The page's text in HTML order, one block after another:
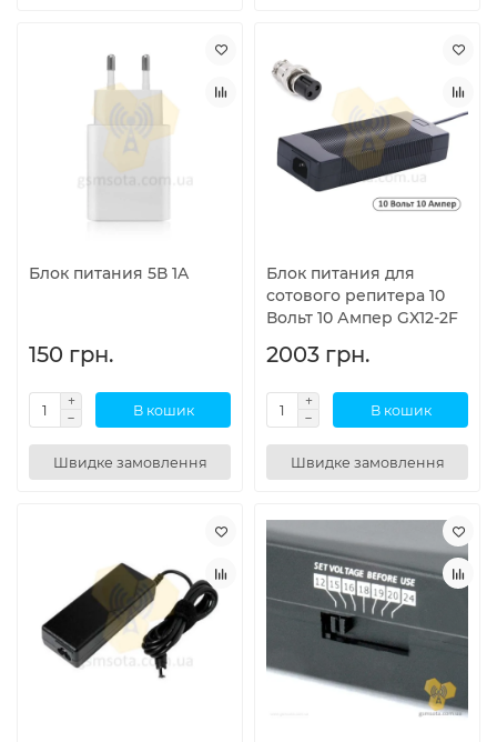
Блок питания 5В 1A
150 грн.
В кошик
Швидке замовлення
Блок питания для
сотового репитера 10
Вольт 10 Ампер GX12-2F
2003 грн.
В кошик
Швидке замовлення